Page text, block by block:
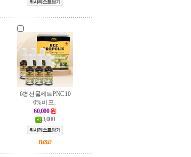
6병 선물세트 PNC 10
0% 비 프..
60,000원
3,000